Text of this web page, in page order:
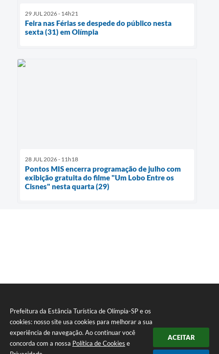
Prefeitura da Estância Turística de Olímpia-SP e os
cookies: nosso site usa cookies para melhorar a sua
experiência de navegação. Ao continuar você
concorda com a nossa Política de Cookies e
ACEITAR
29 JUL 2026 - 14h21
Feira nas Férias se despede do público nesta
sexta (31) em Olímpia
28 JUL 2026 - 11h18
Pontos MIS encerra programação de julho com
exibição gratuita do filme "Um Lobo Entre os
Cisnes" nesta quarta (29)